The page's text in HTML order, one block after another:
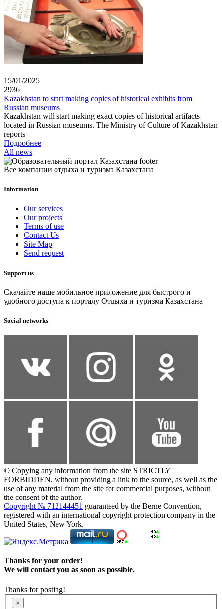
15/01/2025
2936
Kazakhstan to start making copies of historical exhibits from
Russian museums
Kazakhstan will start making exact copies of historical artifacts
located in Russian museums. The Ministry of Culture of Kazakhstan
reports
Подробнее
All news
Все компании отдыха и туризма Казахстана
Information
Our services
Our projects
Terms of use
Contact Us
Site Map
Send request
Support us
Скачайте наше мобильное приложение для быстрого и
удобного доступа к порталу Отдыха и туризма Казахстана
Social networks
© Copying any information from the site STRICTLY
FORBIDDEN, without providing a link to the source, as well as the
use of any material from the site for commercial purposes, without
the consent of the author.
Copyright № 712144451 guaranteed by the Berne Convention,
registered with an international copyright protection company in the
United States, New York.
Thanks for your order!
We will contact you as soon as possible.
Thanks for posting!
×